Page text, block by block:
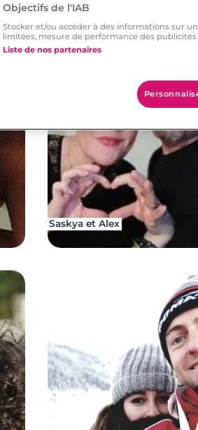
Saskya et Alex
Objectifs de l'IAB
Stocker et/ou accéder à des informations sur
limitées, mesure de performance des publicités
Liste de nos partenaires